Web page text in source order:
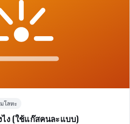
โลหะ
ไง (ใช้แก๊สคนละแบบ)